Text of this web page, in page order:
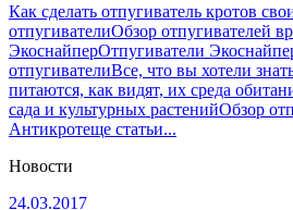
Как сделать отпугиватель кротов
отпугивателиОбзор отпугивателей
ЭкоснайперОтпугиватели
отпугивателиВсе, что вы хотели
питаются, как видят, их среда
сада и культурных растенийОбзор
Антикротеще статьи...
Новости
24.03.2017